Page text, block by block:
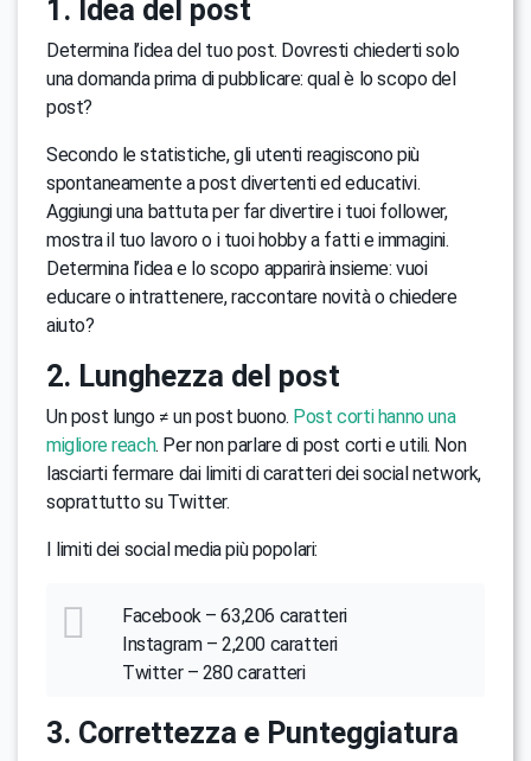
1. Idea del post
Determina l’idea del tuo post. Dovresti chiederti solo
una domanda prima di pubblicare: qual è lo scopo del
post?
Secondo le statistiche, gli utenti reagiscono più
spontaneamente a post divertenti ed educativi.
Aggiungi una battuta per far divertire i tuoi follower,
mostra il tuo lavoro o i tuoi hobby a fatti e immagini.
Determina l’idea e lo scopo apparirà insieme: vuoi
educare o intrattenere, raccontare novità o chiedere
aiuto?
2. Lunghezza del post
Un post lungo ≠ un post buono. Post corti hanno una
migliore reach. Per non parlare di post corti e utili. Non
lasciarti fermare dai limiti di caratteri dei social network,
soprattutto su Twitter.
I limiti dei social media più popolari:
Facebook – 63,206 caratteri
Instagram – 2,200 caratteri
Twitter – 280 caratteri
3. Correttezza e Punteggiatura